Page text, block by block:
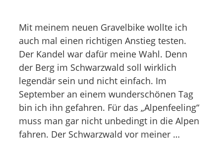
Mit meinem neuen Gravelbike wollte ich
auch mal einen richtigen Anstieg testen.
Der Kandel war dafür meine Wahl. Denn
der Berg im Schwarzwald soll wirklich
legendär sein und nicht einfach. Im
September an einem wunderschönen Tag
bin ich ihn gefahren. Für das „Alpenfeeling“
muss man gar nicht unbedingt in die Alpen
fahren. Der Schwarzwald vor meiner …